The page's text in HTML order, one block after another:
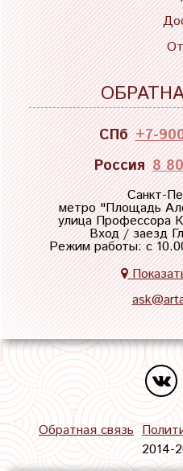
СПб +7-
Россия 8
Санкт-
метро "Площадь
улица Профессора
Вход / заезд
Режим работы: с
Обратная связь
2014-